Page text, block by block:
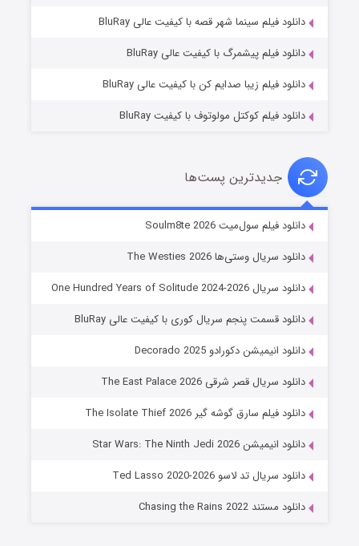
خاندان اژدها فصل ۳
جادوگری در مغولستان
قسمت ۱۴ (زیرنویس) منتشر شد
دانلود فیلم سینما شهر قصه با کیفیت عالی BluRay
دانلود فیلم پیشمرگ با کیفیت عالی BluRay
دانلود فیلم زیبا صدایم کن با کیفیت عالی BluRay
دانلود فیلم کوکتل مولوتوف با کیفیت BluRay
جدیدترین پست‌ها
دانلود فیلم سول‌میت Soulm8te 2026
دانلود سریال وستی‌ها The Westies 2026
دانلود سریال One Hundred Years of Solitude 2024-2026
دانلود قسمت پنجم سریال کوری با کیفیت عالی BluRay
دانلود انیمیشن دکورادو Decorado 2025
دانلود سریال قصر شرقی The East Palace 2026
دانلود فیلم سارق گوشه گیر The Isolate Thief 2026
دانلود انیمیشن Star Wars: The Ninth Jedi 2026
دانلود سریال تد لاسو Ted Lasso 2020-2026
دانلود مستند Chasing the Rains 2022